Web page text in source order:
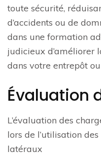
toute sécurité,
d’accidents ou de
dans une formation
judicieux d’améliorer
dans votre entrepôt
Évaluation
L’évaluation des
lors de l’utilisation
latéraux